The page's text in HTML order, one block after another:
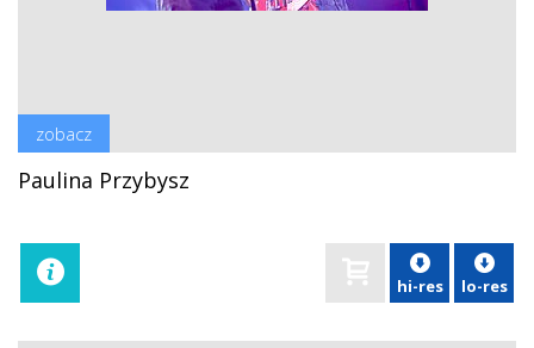
zobacz
Paulina Przybysz
hi-res lo-res